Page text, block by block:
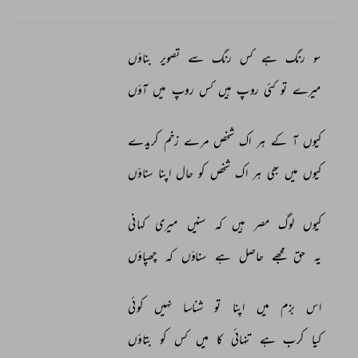
سو رنگ ہے کس رنگ سے تصویر بناؤں
میرے تو کئی روپ ہیں کس روپ میں آؤں
کیوں آ کے ہر اک شخص مرے زخم کریدے
کیوں میں بھی ہر اک شخص کو حال اپنا سناؤں
کیوں لوگ مصر ہیں کہ سنیں میری کہانی
یہ حق مجھے حاصل ہے سناؤں کہ چھپاؤں
اس بزم میں اپنا تو شناسا نہیں
کوئی
کیا کرب ہے تنہائی کا میں کس کو بتاؤں